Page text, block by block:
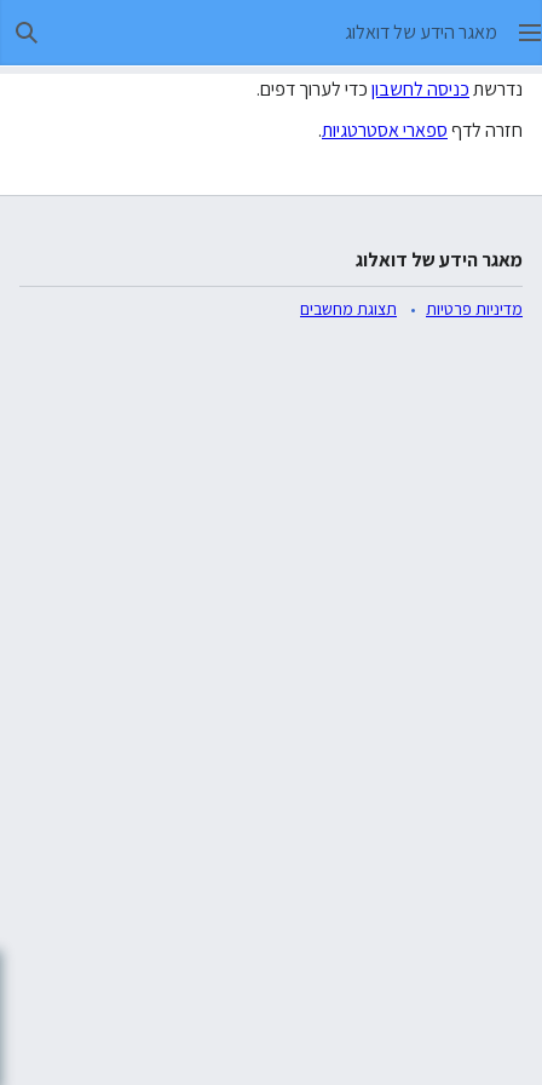
מאגר הידע של דואלוג
נדרשתכניסה לחשבוןכדי לערוך דפים.
חזרה לדףספארי אסטרטגיות.
מאגר הידע של דואלוג
מדיניות פרטיות תצוגת מחשבים